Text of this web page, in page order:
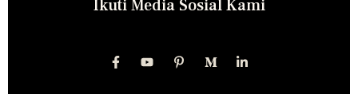
Ikuti Media Sosial Kami